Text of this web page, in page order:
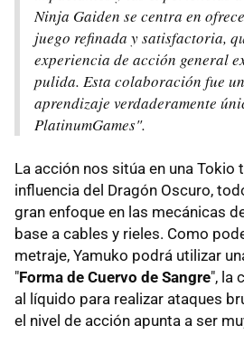
Ninja Gaiden se centra en
juego refinada y satisfactoria,
experiencia de acción general
pulida. Esta colaboración fue
aprendizaje verdaderamente
PlatinumGames".
La acción nos sitúa en una
influencia del Dragón Oscuro,
gran enfoque en las mecánicas
base a cables y rieles. Como
metraje, Yamuko podrá utilizar
"Forma de Cuervo de Sangre", la
al líquido para realizar ataques
el nivel de acción apunta a ser